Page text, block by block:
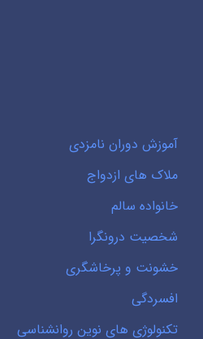
آموزش دوران نامزدی
ملاک های ازدواج
خانواده سالم
شخصیت درونگرا
خشونت و پرخاشگری
افسردگی
تکنولوژی های نوین روانشناسی